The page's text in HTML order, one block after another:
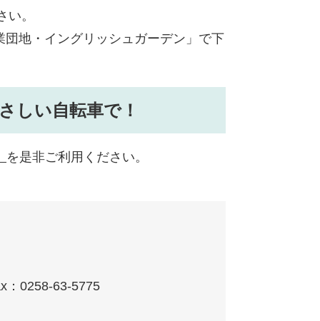
い。
団地・イングリッシュガーデン」で下
しい自転車で！
を是非ご利用ください。
：0258-63-5775